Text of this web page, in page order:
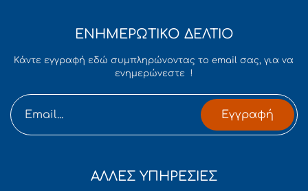
ΕΝΗΜΕΡΩΤΙΚΟ ΔΕΛΤΙΟ
Κάντε εγγραφή εδώ συμπληρώνοντας το email σας, για να
ενημερώνεστε !
Εγγραφή
ΑΛΛΕΣ ΥΠΗΡΕΣΙΕΣ